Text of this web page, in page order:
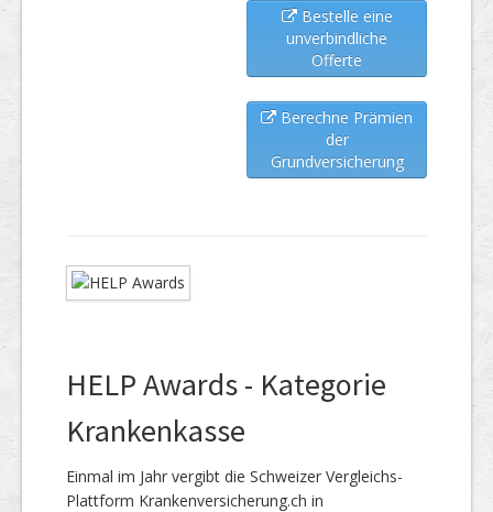
Bestelle eine
unverbindliche
Offerte
Berechne Prämien
der
Grundversicherung
HELP Awards - Kategorie
Krankenkasse
Einmal im Jahr vergibt die Schweizer Vergleichs-
Plattform Krankenversicherung.ch in